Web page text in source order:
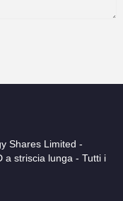
Shares Limited -
a striscia lunga - Tutti i